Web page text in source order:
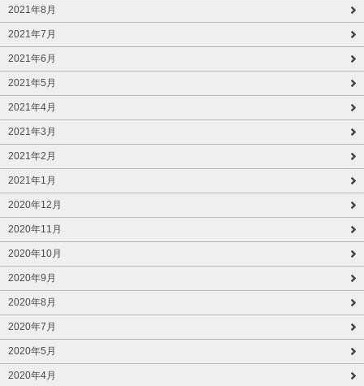
2021年8月
2021年7月
2021年6月
2021年5月
2021年4月
2021年3月
2021年2月
2021年1月
2020年12月
2020年11月
2020年10月
2020年9月
2020年8月
2020年7月
2020年5月
2020年4月